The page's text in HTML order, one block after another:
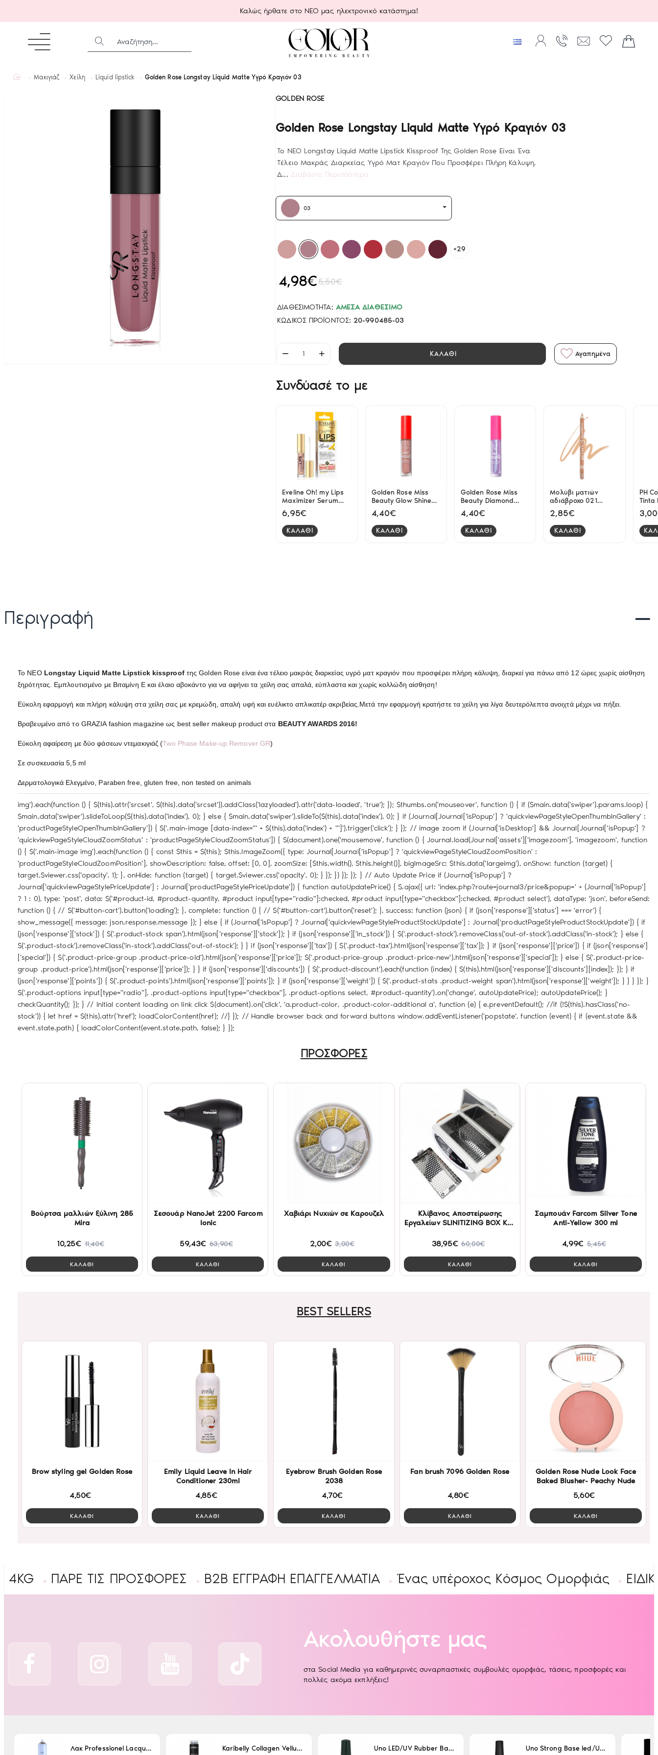
Καλώς ήρθατε στο ΝΕΟ μας ηλεκτρονικό κατάστημα!
ΑΝΑΖΉΤΗΣΗ...
homeΜακιγιάζ Χείλη Liquid lipstick Golden Rose Longstay Liquid Matte Υγρό Κραγιόν 03
GOLDEN ROSE
Golden Rose Longstay Liquid Matte Υγρό Κραγιόν 03
Το ΝΕΟ Longstay Liquid Matte Lipstick Kissproof Της Golden Rose Είναι Ένα
Τέλειο Μακράς Διαρκείας Υγρό Ματ Κραγιόν Που Προσφέρει Πλήρη Κάλυψη,
Δ... Διαβάστε Περισσότερα
ΔΙΑΘΕΣΙΜΌΤΗΤΑ: ΆΜΕΣΑ ΔΙΑΘΈΣΙΜΟ
ΚΩΔΙΚΌΣ ΠΡΟΪΌΝΤΟΣ: 20-990485-03
4,98€5,50€
03
+29
ΚΑΛΑΘΙ Αγαπημένα
Συνδύασέ το με
Eveline Oh! my Lips
Maximizer Serum
Bee Venom 4.5ml
6,95€
ΚΑΛΑΘΙ
Golden Rose Miss
Beauty Glow Shine
3D lipgloss 01 Nude
Chic 4.5ml
4,40€
ΚΑΛΑΘΙ
Golden Rose Miss
Beauty Diamond
Shine 3D lipgloss 02
Mystic 4.5ml
4,40€
ΚΑΛΑΘΙ
Μολύβι ματιών
αδιάβροχο 021
navajo Elixir
2,85€
ΚΑΛΑΘΙ
PH
Tinta
Περιγραφή
Το ΝΕΟ Longstay Liquid Matte Lipstick kissproofτης Golden Rose είναι ένα τέλειο μακράς διαρκείας υγρό ματ κραγιόν που προσφέρει πλήρη κάλυψη, διαρκεί για πάνω από 12 ώρες χωρίς αίσθηση
ξηρότητας. Εμπλουτισμένο με Βιταμίνη Ε και έλαιο αβοκάντο για να αφήνει τα χείλη σας απαλά, εύπλαστα και χωρίς κολλώδη αίσθηση!
Εύκολη εφαρμογή και πλήρη κάλυψη στα χείλη σας με κρεμώδη, απαλή υφή και ευέλικτο απλικατέρ ακριβείας.Μετά την εφαρμογή κρατήστε τα χείλη για λίγα δευτερόλεπτα ανοιχτά μέχρι να πήξει.
Βραβευμένο από το GRAZIA fashion magazine ως best seller makeup product στα BEAUTY AWARDS 2016!
Εύκολη αφαίρεση με δύο φάσεων ντεμακιγιάζ (Two Phase Make-up Remover GR)
Σε συσκευασία 5,5 ml
Δερματολογικά Ελεγμένο, Paraben free, gluten free, non tested on animals
img').each(function () { $(this).attr('srcset', $(this).data('srcset')).addClass('lazyloaded').attr('data-loaded', 'true'); }); $thumbs.on('mouseover', function () { if ($main.data('swiper').params.loop) {
$main.data('swiper').slideToLoop($(this).data('index'), 0); } else { $main.data('swiper').slideTo($(this).data('index'), 0); } if (Journal[Journal['isPopup'] ? 'quickviewPageStyleOpenThumbInGallery' :
'productPageStyleOpenThumbInGallery']) { $('.main-image [data-index="' + $(this).data('index') + '"]').trigger('click'); } }); // image zoom if (Journal['isDesktop'] && Journal[Journal['isPopup'] ?
'quickviewPageStyleCloudZoomStatus' : 'productPageStyleCloudZoomStatus']) { $(document).one('mousemove', function () { Journal.load(Journal['assets']['imagezoom'], 'imagezoom', function
() { $('.main-image img').each(function () { const $this = $(this); $this.ImageZoom({ type: Journal[Journal['isPopup'] ? 'quickviewPageStyleCloudZoomPosition' :
'productPageStyleCloudZoomPosition'], showDescription: false, offset: [0, 0], zoomSize: [$this.width(), $this.height()], bigImageSrc: $this.data('largeimg'), onShow: function (target) {
target.$viewer.css('opacity', 1); }, onHide: function (target) { target.$viewer.css('opacity', 0); } }); }) }); }); } // Auto Update Price if (Journal['isPopup'] ?
Journal['quickviewPageStylePriceUpdate'] : Journal['productPageStylePriceUpdate']) { function autoUpdatePrice() { $.ajax({ url: 'index.php?route=journal3/price&popup=' + (Journal['isPopup']
? 1 : 0), type: 'post', data: $('#product-id, #product-quantity, #product input[type="radio"]:checked, #product input[type="checkbox"]:checked, #product select'), dataType: 'json', beforeSend:
function () { // $('#button-cart').button('loading'); }, complete: function () { // $('#button-cart').button('reset'); }, success: function (json) { if (json['response']['status'] === 'error') {
show_message({ message: json.response.message }); } else { if (Journal['isPopup'] ? Journal['quickviewPageStyleProductStockUpdate'] : Journal['productPageStyleProductStockUpdate']) { if
(json['response']['stock']) { $('.product-stock span').html(json['response']['stock']); } if (json['response']['in_stock']) { $('.product-stock').removeClass('out-of-stock').addClass('in-stock'); } else {
$('.product-stock').removeClass('in-stock').addClass('out-of-stock'); } } if (json['response']['tax']) { $('.product-tax').html(json['response']['tax']); } if (json['response']['price']) { if (json['response']
['special']) { $('.product-price-group .product-price-old').html(json['response']['price']); $('.product-price-group .product-price-new').html(json['response']['special']); } else { $('.product-price-
group .product-price').html(json['response']['price']); } } if (json['response']['discounts']) { $('.product-discount').each(function (index) { $(this).html(json['response']['discounts'][index]); }); } if
(json['response']['points']) { $('.product-points').html(json['response']['points']); } if (json['response']['weight']) { $('.product-stats .product-weight span').html(json['response']['weight']); } } } }); }
$('.product-options input[type="radio"], .product-options input[type="checkbox"], .product-options select, #product-quantity').on('change', autoUpdatePrice); autoUpdatePrice(); }
checkQuantity(); }); } // Initial content loading on link click $(document).on('click', 'a.product-color, .product-color-additional a', function (e) { e.preventDefault(); //if (!$(this).hasClass('no-
stock')) { let href = $(this).attr('href'); loadColorContent(href); //} }); // Handle browser back and forward buttons window.addEventListener('popstate', function (event) { if (event.state &&
event.state.path) { loadColorContent(event.state.path, false); } });
ΠΡΟΣΦΟΡΕΣ
Βούρτσα μαλλιών ξύλινη 285
Mira
10,25€ 11,40€
ΚΑΛΑΘΙ
Σεσουάρ NanoJet 2200 Farcom
Ionic
59,43€ 63,90€
ΚΑΛΑΘΙ
Χαβιάρι Νυχιών σε Καρουζελ
2,00€ 3,00€
ΚΑΛΑΘΙ
Κλίβανος Αποστείρωσης
Εργαλείων SLINITIZING BΟΧ KH-
38,95€ 60,00€
ΚΑΛΑΘΙ
Σαμπουάν Farcom Silver Tone
Anti-Yellow 300 ml
4,99€ 5,45€
ΚΑΛΑΘΙ
BEST SELLERS
Brow styling gel Golden Rose
4,50€
ΚΑΛΑΘΙ
Emily Liquid Leave In Hair
Conditioner 230ml
4,85€
ΚΑΛΑΘΙ
Eyebrow Brush Golden Rose
2038
4,70€
ΚΑΛΑΘΙ
Fan brush 7096 Golden Rose
4,80€
ΚΑΛΑΘΙ
Golden Rose Nude Look Face
Baked Blusher- Peachy Nude
5,60€
ΚΑΛΑΘΙ
ΠΑΡΕ ΤΙΣ ΠΡΟΣΦΟΡΕΣ B2B ΕΓΓΡΑΦΉ ΕΠΑΓΓΕΛΜΑΤΊΑ Ένας υπέροχος Κόσμος Ομορφιάς ΕΙΔΙΚΕΣ
Ακολουθήστε μας
στα Social Media για καθημερινές συναρπαστικές συμβουλές ομορφιάς, τάσεις, προσφορές και
πολλές ακόμα εκπλήξεις!
Λακ Professionel Lacque Super Strong 500ml Karibelly Collagen Velluto Nero Leaving 250ml Uno LED/UV Rubber Base 15ml Uno Strong Base led/Uv 15 ml